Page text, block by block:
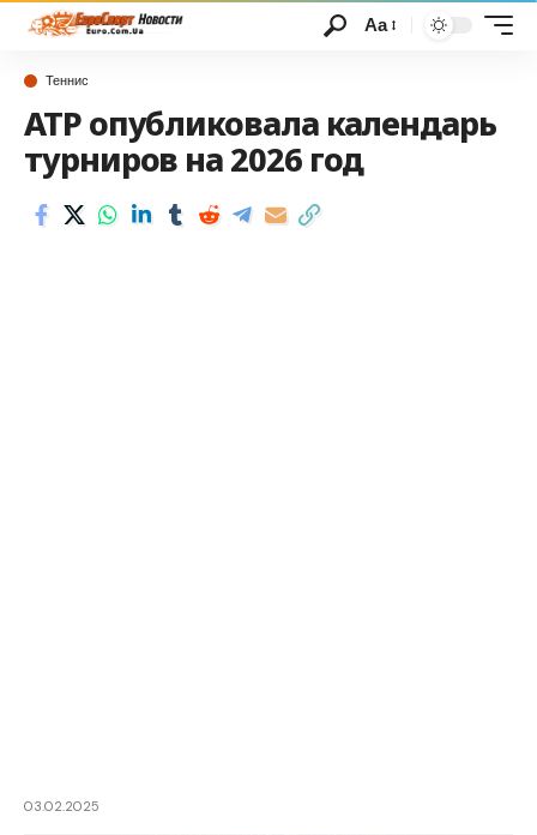
Аа
Теннис
ATP опубликовала календарь
турниров на 2026 год
03.02.2025